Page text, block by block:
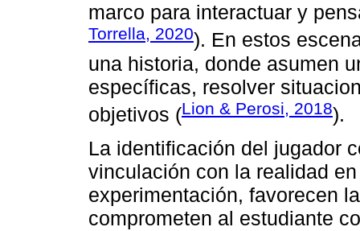
marco para interactuar y
Torrella, 2020). En estos
una historia, donde asumen
específicas, resolver
objetivos (Lion & Perosi, 2018).
La identificación del jugador
vinculación con la realidad
experimentación, favorecen
comprometen al estudiante